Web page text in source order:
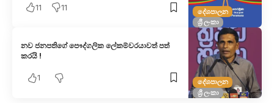
දේශපාලන
ශ්‍රී ලංකා
11 11
දේශපාලන
ශ්‍රී ලංකා
නව ජනපතිගේ පෞද්ගලික ලේකම්වරයාවත් පත්
කරයි !
1